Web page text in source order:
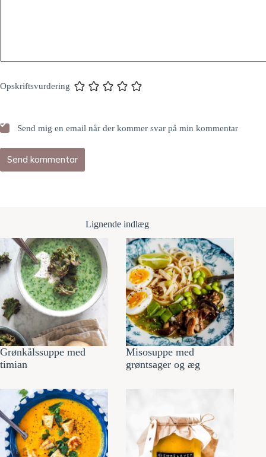
Opskriftsvurdering
Send mig en email når der kommer svar på min kommentar
Send kommentar
Lignende indlæg
Grønkålssuppe med
timian
Misosuppe med
grøntsager og æg